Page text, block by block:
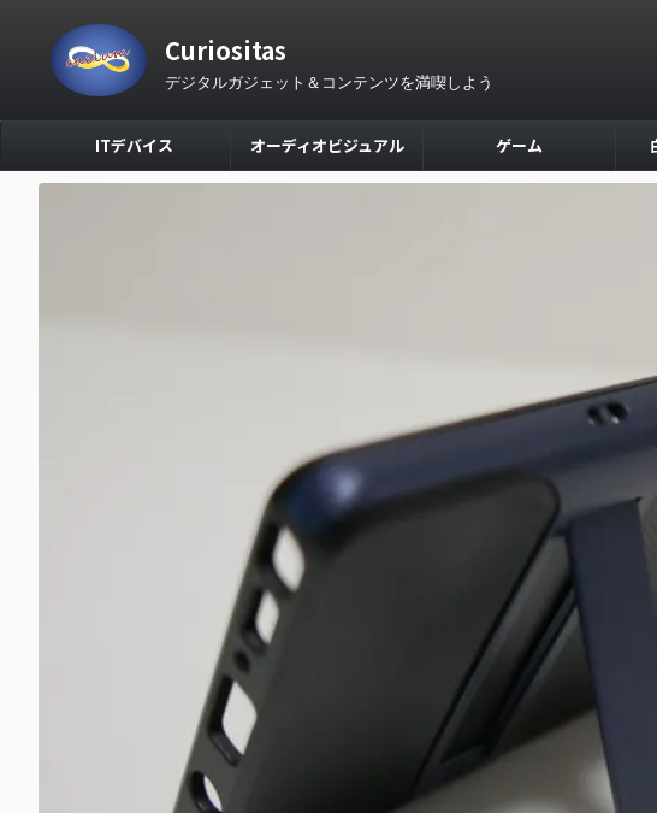
Curiositas
デジタルガジェット＆コンテンツを満喫しよう
ITデバイス オーディオビジュアル ゲーム